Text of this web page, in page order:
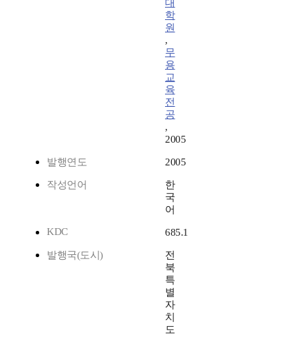
대
학
원
,
무
용
교
육
전
공
,
2005
발행연도 2005
작성언어
한
국
어
KDC
685.1
발행국(도시)
전
북
특
별
자
치
도